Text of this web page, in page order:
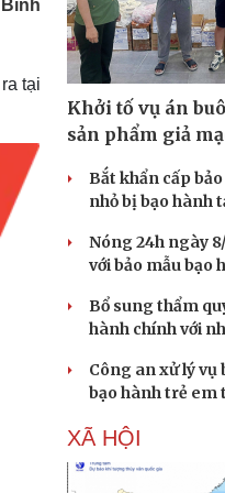
nghiệp 24h
Doanh nhân
Vì cộng đồng
vấn
Săn Tour
check-in
tại
Khởi tố vụ án
sản phẩm giả
Bắt khẩn cấp
nhỏ bị bạo hành
Nóng 24h ngày
với bảo mẫu bạo
Bổ sung thẩm
hành chính với
Công an xử lý vụ
bạo hành trẻ em
XÃ HỘI